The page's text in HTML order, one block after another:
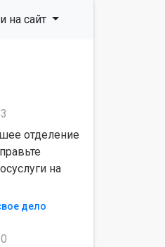
на сайт
отделение
на
дело